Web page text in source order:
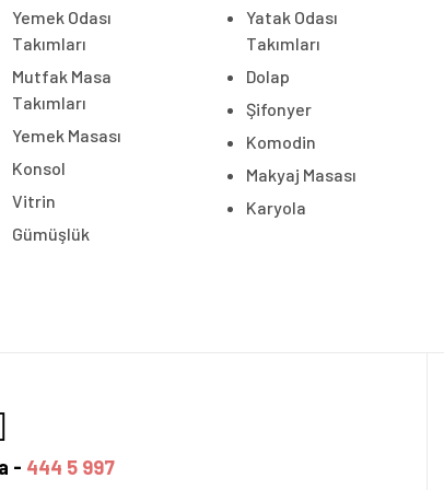
Yemek Odası
Takımları
Mutfak Masa
Takımları
Yemek Masası
Konsol
Vitrin
Gümüşlük
Yatak Odası
Takımları
Dolap
Şifonyer
Komodin
Makyaj Masası
Karyola
- 444 5 997